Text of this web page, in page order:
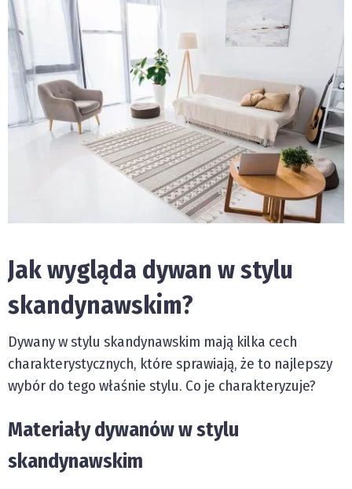
Jak wygląda dywan w stylu
skandynawskim?
Dywany w stylu skandynawskim mają kilka cech
charakterystycznych, które sprawiają, że to najlepszy
wybór do tego właśnie stylu. Co je charakteryzuje?
Materiały dywanów w stylu
skandynawskim